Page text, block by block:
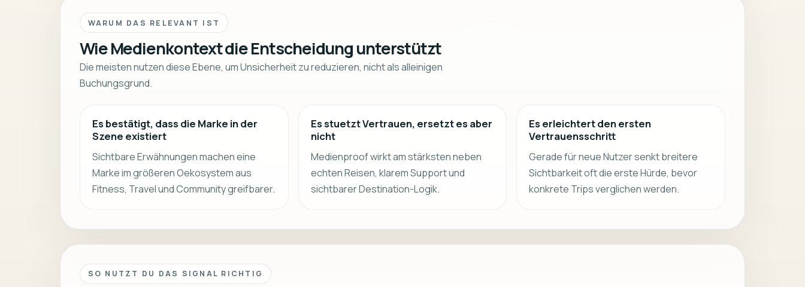
WARUM DAS RELEVANT IST
Wie Medienkontext die Entscheidung unterstützt
Die meisten nutzen diese Ebene, um Unsicherheit zu reduzieren, nicht als alleinigen
Buchungsgrund.
Es bestätigt, dass die Marke in der
Szene existiert
Sichtbare Erwähnungen machen eine
Marke im größeren Oekosystem aus
Fitness, Travel und Community greifbarer.
Es stuetzt Vertrauen, ersetzt es aber
nicht
Medienproof wirkt am stärksten neben
echten Reisen, klarem Support und
sichtbarer Destination-Logik.
Es erleichtert den ersten
Vertrauensschritt
Gerade für neue Nutzer senkt breitere
Sichtbarkeit oft die erste Hürde, bevor
konkrete Trips verglichen werden.
SO NUTZT DU DAS SIGNAL RICHTIG